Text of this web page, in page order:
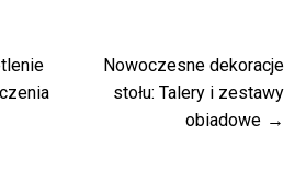
Nowoczesne dekoracje
stołu: Talery i zestawy
obiadowe